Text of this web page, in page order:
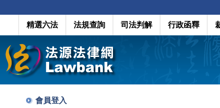
精選六法 法規查詢 司法判解 行政函釋
會員登入